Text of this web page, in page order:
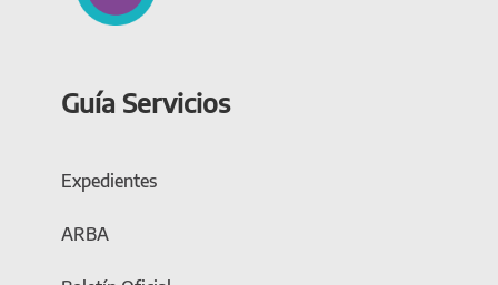
Guía Servicios
Expedientes
ARBA